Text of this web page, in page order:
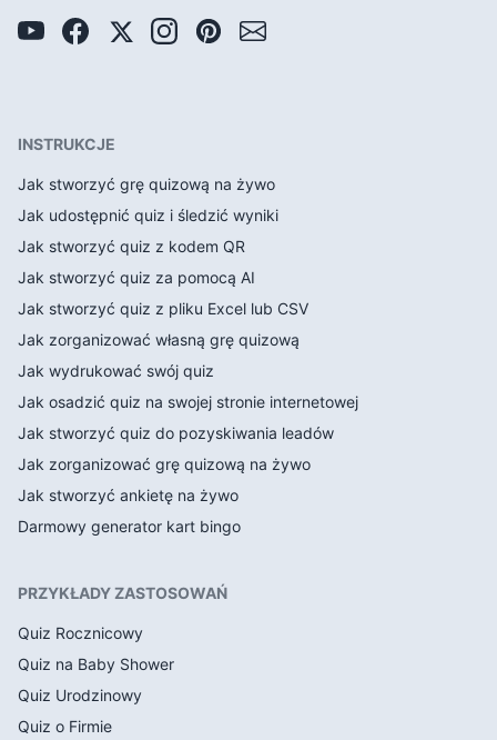
INSTRUKCJE
Jak stworzyć grę quizową na żywo
Jak udostępnić quiz i śledzić wyniki
Jak stworzyć quiz z kodem QR
Jak stworzyć quiz za pomocą AI
Jak stworzyć quiz z pliku Excel lub CSV
Jak zorganizować własną grę quizową
Jak wydrukować swój quiz
Jak osadzić quiz na swojej stronie internetowej
Jak stworzyć quiz do pozyskiwania leadów
Jak zorganizować grę quizową na żywo
Jak stworzyć ankietę na żywo
Darmowy generator kart bingo
PRZYKŁADY ZASTOSOWAŃ
Quiz Rocznicowy
Quiz na Baby Shower
Quiz Urodzinowy
Quiz o Firmie